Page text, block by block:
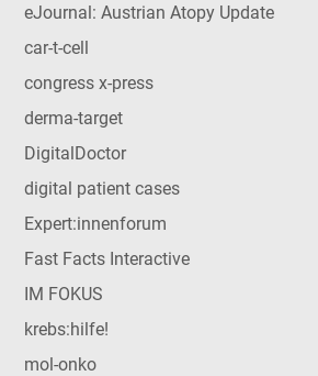
eJournal: Austrian Atopy Update
car-t-cell
congress x-press
derma-target
DigitalDoctor
digital patient cases
Expert:innenforum
Fast Facts Interactive
IM FOKUS
krebs:hilfe!
mol-onko